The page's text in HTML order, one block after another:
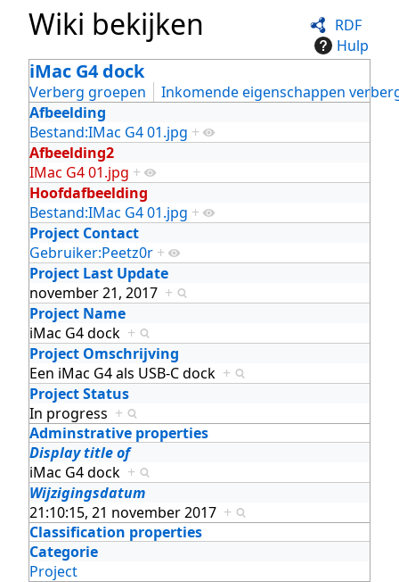
RDF
Hulp
Wiki bekijken
iMac G4 dock
Verberg groepen
Inkomende eigenschappen
Afbeelding
Bestand:IMac G4 01.jpg +
Afbeelding2
IMac G4 01.jpg +
Hoofdafbeelding
Bestand:IMac G4 01.jpg +
Project Contact
Gebruiker:Peetz0r +
Project Last Update
november 21, 2017 +
Project Name
iMac G4 dock +
Project Omschrijving
Een iMac G4 als USB-C dock +
Project Status
In progress +
Adminstrative properties
Display title of
iMac G4 dock +
Wijzigingsdatum
21:10:15, 21 november 2017 +
Classification properties
Categorie
Project